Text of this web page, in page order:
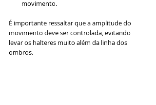
movimento.
É importante ressaltar que a amplitude do
movimento deve ser controlada, evitando
levar os halteres muito além da linha dos
ombros.